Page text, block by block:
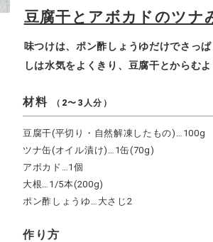
豆腐干とアボカドのツナ
味つけは、ポン酢しょうゆだけでさっぱ
しは水気をよくきり、豆腐干とからむよ
材料 （2〜3人分）
豆腐干(平切り・自然解凍したもの)…100g
ツナ缶(オイル漬け)…1缶(70g)
アボカド…1個
大根…1/5本(200g)
ポン酢しょうゆ…大さじ2
作り方